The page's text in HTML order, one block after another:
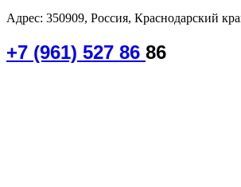
Адрес: 350909, Россия, Краснодарский
+7 (961) 527 86 86